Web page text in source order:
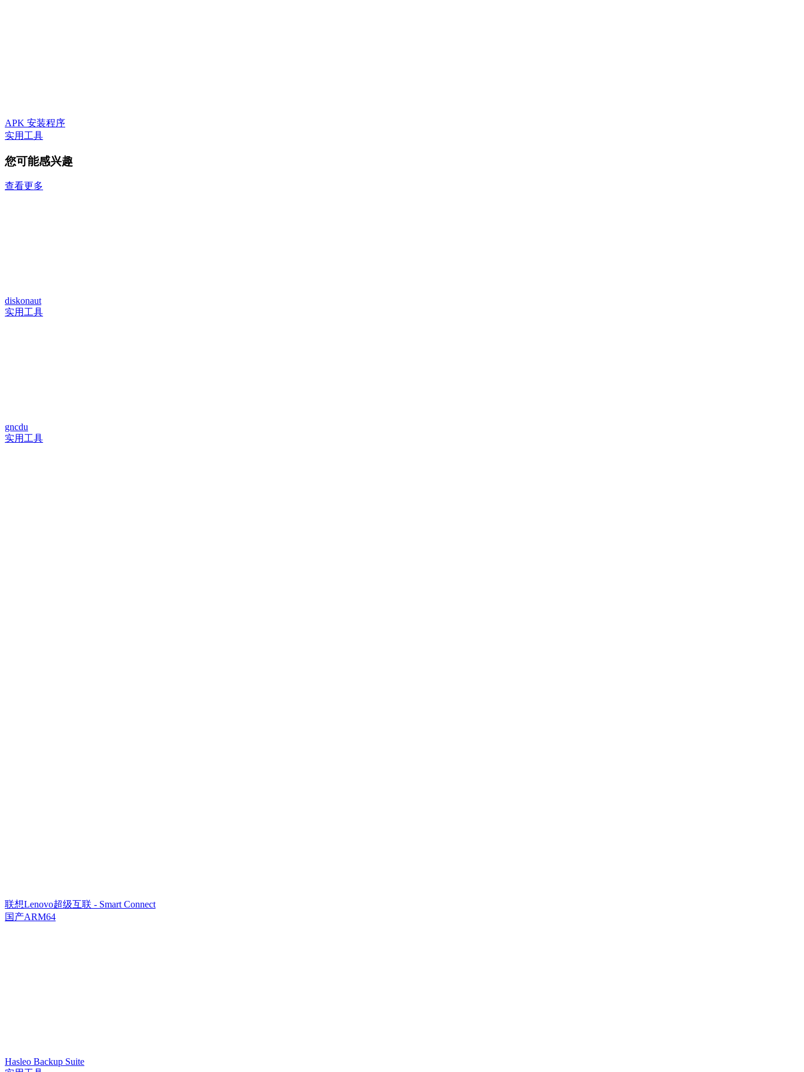
APK 安装程序
实用工具
您可能感兴趣
查看更多
diskonaut
实用工具
gncdu
实用工具
联想Lenovo超级互联 - Smart Connect
国产ARM64
Hasleo Backup Suite